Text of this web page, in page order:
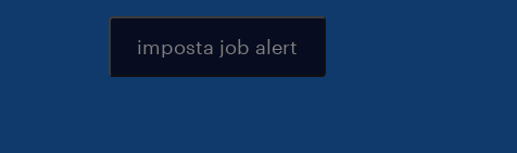
imposta job alert